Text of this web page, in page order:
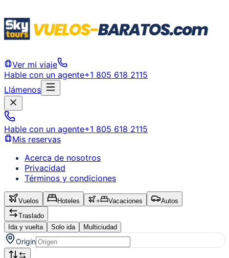
Ver mi viaje
Hable con un agente+1 805 618 2115
Llámenos
Hable con un agente+1 805 618 2115
Mis reservas
Acerca de nosotros
Privacidad
Términos y condiciones
Vuelos Hoteles + Vacaciones
Autos
Traslado
Ida y vuelta
Solo ida Multiciudad
Origin